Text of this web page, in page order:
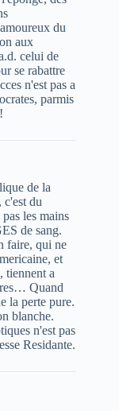
du
aux
celui de
se rabattre
n'est pas a
parmis
de la
du
les mains
de sang.
faire, qui ne
et
tiennent a
Quand
la perte pure.
blanche.
n'est pas
Residante.